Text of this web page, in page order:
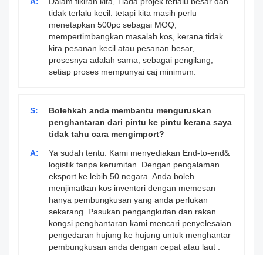
tidak terlalu kecil. tetapi kita masih perlu
menetapkan 500pc sebagai MOQ,
mempertimbangkan masalah kos, kerana tidak
kira pesanan kecil atau pesanan besar,
prosesnya adalah sama, sebagai pengilang,
setiap proses mempunyai caj minimum.
S:
Bolehkah anda membantu menguruskan
penghantaran dari pintu ke pintu kerana saya
tidak tahu cara mengimport?
A:
Ya sudah tentu. Kami menyediakan End-to-end&
logistik tanpa kerumitan. Dengan pengalaman
eksport ke lebih 50 negara. Anda boleh
menjimatkan kos inventori dengan memesan
hanya pembungkusan yang anda perlukan
sekarang. Pasukan pengangkutan dan rakan
kongsi penghantaran kami mencari penyelesaian
pengedaran hujung ke hujung untuk menghantar
pembungkusan anda dengan cepat atau laut .